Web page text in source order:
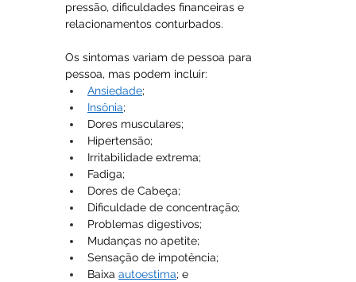
pressão, dificuldades financeiras e
relacionamentos conturbados.
Os sintomas variam de pessoa para
pessoa, mas podem incluir:
Ansiedade;
Insônia;
Dores musculares;
Hipertensão;
Irritabilidade extrema;
Fadiga;
Dores de Cabeça;
Dificuldade de concentração;
Problemas digestivos;
Mudanças no apetite;
Sensação de impotência;
Baixa autoestima; e